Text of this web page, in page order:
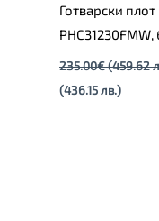
Готварски плот
PHC31230FMW,
235.00€(459.62
(436.15 лв.)